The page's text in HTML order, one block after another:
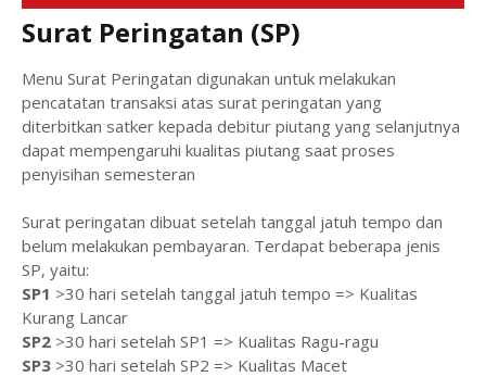
Surat Peringatan (SP)
Menu Surat Peringatan digunakan untuk melakukan
pencatatan transaksi atas surat peringatan yang
diterbitkan satker kepada debitur piutang yang selanjutnya
dapat mempengaruhi kualitas piutang saat proses
penyisihan semesteran
Surat peringatan dibuat setelah tanggal jatuh tempo dan
belum melakukan pembayaran. Terdapat beberapa jenis
SP, yaitu:
SP1 >30 hari setelah tanggal jatuh tempo => Kualitas
Kurang Lancar
SP2 >30 hari setelah SP1 => Kualitas Ragu-ragu
SP3 >30 hari setelah SP2 => Kualitas Macet